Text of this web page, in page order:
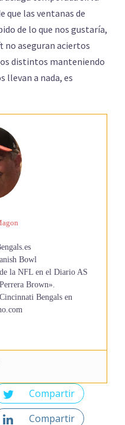
que las ventanas de
de lo que nos gustaría,
no aseguran aciertos
distintos manteniendo
llevan a nada, es
Bowl
la NFL en el Diario AS
Brown».
Bengals en
Compartir
Compartir